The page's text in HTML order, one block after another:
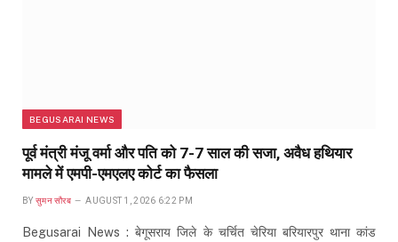
BEGUSARAI NEWS
पूर्व मंत्री मंजू वर्मा और पति को 7-7 साल की सजा, अवैध हथियार
मामले में एमपी-एमएलए कोर्ट का फैसला
BY सुमन सौरब AUGUST 1, 2026 6:22 PM
Begusarai News : बेगूसराय जिले के चर्चित चेरिया बरियारपुर थाना कांड